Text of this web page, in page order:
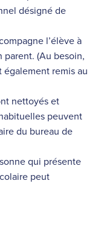
désigné de
l’élève à
parent. (Au besoin,
remis au
nettoyés et
peuvent
du bureau de
qui présente
peut